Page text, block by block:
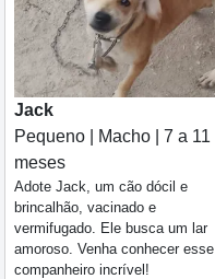
Jack
Pequeno | Macho | 7 a 11
meses
Adote Jack, um cão dócil e
brincalhão, vacinado e
vermifugado. Ele busca um lar
amoroso. Venha conhecer esse
companheiro incrível!